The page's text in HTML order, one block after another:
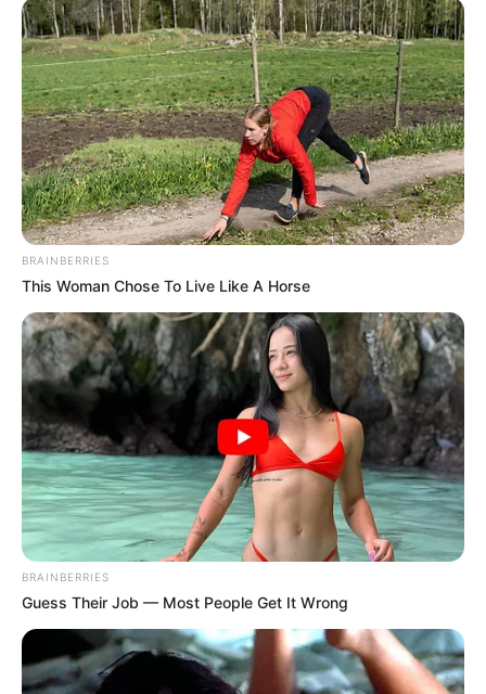
BRAINBERRIES
This Woman Chose To Live Like A Horse
BRAINBERRIES
Guess Their Job — Most People Get It Wrong